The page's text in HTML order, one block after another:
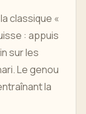
classique «
: appuis
sur les
Le genou
la